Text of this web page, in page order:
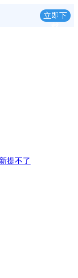
立即下
提不了